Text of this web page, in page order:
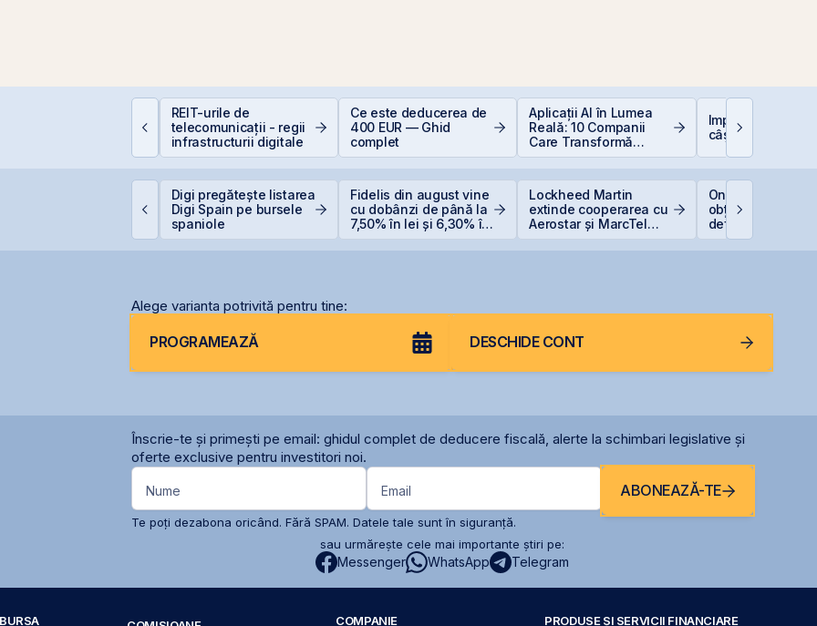
REIT-urile de
telecomunicații - regii
infrastructurii digitale
Ce este deducerea de
400 EUR — Ghid
complet
Aplicații AI în Lumea
Reală: 10 Companii
Care Transformă
Industriile
Impozitarea
câștigurilor la
Digi pregătește listarea
Digi Spain pe bursele
spaniole
Fidelis din august vine
cu dobânzi de până la
7,50% în lei și 6,30% în
Lockheed Martin
extinde cooperarea cu
Aerostar și MarcTel
One United
obține o hotărâre
definitivă
pentru One
Alege varianta potrivită pentru tine:
PROGRAMEAZĂ DESCHIDE CONT
Înscrie-te și primești pe email: ghidul complet de deducere fiscală, alerte la schimbari legislative și
oferte exclusive pentru investitori noi.
Nume Email ABONEAZĂ-TE
Te poți dezabona oricând. Fără SPAM. Datele tale sunt în siguranță.
sau urmărește cele mai importante știri pe:
Messenger WhatsApp Telegram
COMPANIE PRODUSE ȘI SERVICII FINANCIARE